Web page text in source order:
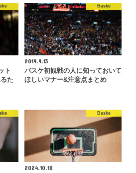
ト
た
Baske
2019.9.13
バスケ初観戦の人に知っておいて
ほしいマナー&注意点まとめ
Baske
2024.10.10